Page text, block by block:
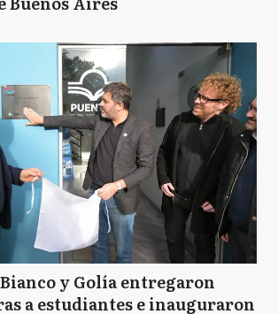
y Golía entregaron
a estudiantes e inauguraron